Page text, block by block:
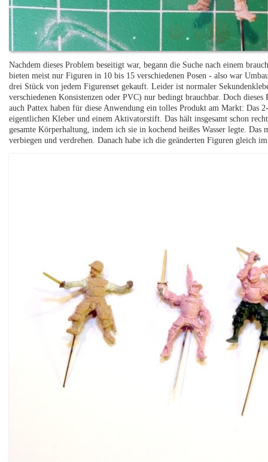
Nachdem dieses Problem beseitigt war, begann die Suche nach einem
bieten meist nur Figuren in 10 bis 15 verschiedenen Posen - also war
drei Stück von jedem Figurenset gekauft. Leider ist normaler
verschiedenen Konsistenzen oder PVC) nur bedingt brauchbar. Doch
auch Pattex haben für diese Anwendung ein tolles Produkt am Markt: Das
eigentlichen Kleber und einem Aktivatorstift. Das hält insgesamt schon
gesamte Körperhaltung, indem ich sie in kochend heißes Wasser legte.
verbiegen und verdrehen. Danach habe ich die geänderten Figuren gleich